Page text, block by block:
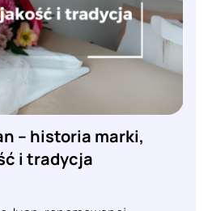
– historia marki,
i tradycja